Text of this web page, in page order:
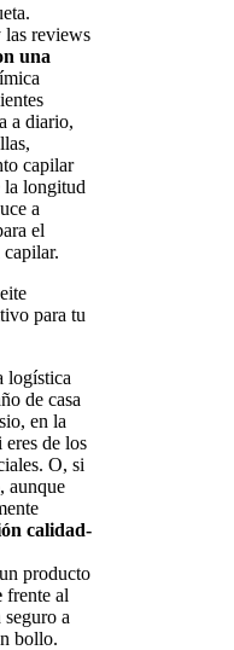
las reviews
una
a diario,
capilar
la longitud
a
el
logística
de casa
en la
de los
O, si
aunque
calidad-
producto
frente al
a
bollo.